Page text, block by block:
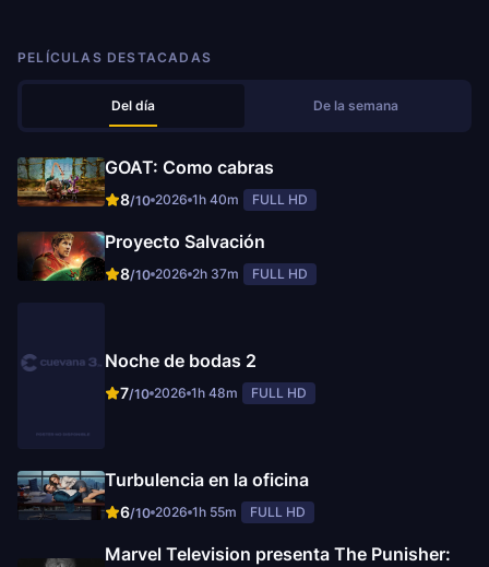
PELÍCULAS DESTACADAS
Del día De la semana
GOAT: Como cabras
8/10 2026 1h 40m FULL HD
Proyecto Salvación
8/10 2026 2h 37m FULL HD
Noche de bodas 2
7/10 2026 1h 48m FULL HD
Turbulencia en la oficina
6/10 2026 1h 55m FULL HD
Marvel Television presenta The Punisher: